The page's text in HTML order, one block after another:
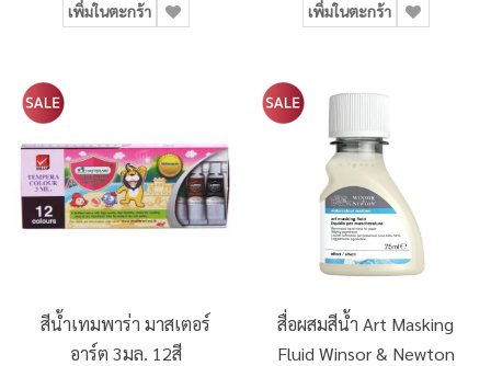
เพิ่มในตะกร้า เพิ่มในตะกร้า
สีน้ำเทมพาร่า มาสเตอร์
อาร์ต 3มล. 12สี
สื่อผสมสีน้ำ Art Masking
Fluid Winsor & Newton